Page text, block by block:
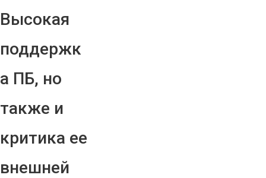
Высокая
поддержк
а ПБ, но
также и
критика ее
внешней